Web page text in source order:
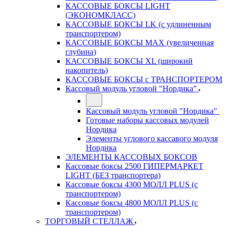
КАССОВЫЕ БОКСЫ LIGHT
(ЭКОНОМКЛАСС)
КАССОВЫЕ БОКСЫ LK (с удлиненным
транспортером)
КАССОВЫЕ БОКСЫ MAX (увеличенная
глубина)
КАССОВЫЕ БОКСЫ XL (широкий
накопитель)
КАССОВЫЕ БОКСЫ с ТРАНСПОРТЕРОМ
Кассовый модуль угловой "Нордика"
Кассовый модуль угловой "Нордика"
Готовые наборы кассовых модулей
Нордика
Элементы углового кассавого модуля
Нордика
ЭЛЕМЕНТЫ КАССОВЫХ БОКСОВ
Кассовые боксы 2500 ГИПЕРМАРКЕТ
LIGHT (БЕЗ транспортера)
Кассовые боксы 4300 МОЛЛ PLUS (с
транспортером)
Кассовые боксы 4800 МОЛЛ PLUS (с
транспортером)
ТОРГОВЫЙ СТЕЛЛАЖ